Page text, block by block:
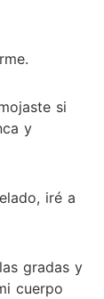
si
y
iré a
gradas y
cuerpo